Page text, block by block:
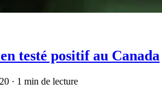
testé positif au Canada
· 1 min de lecture